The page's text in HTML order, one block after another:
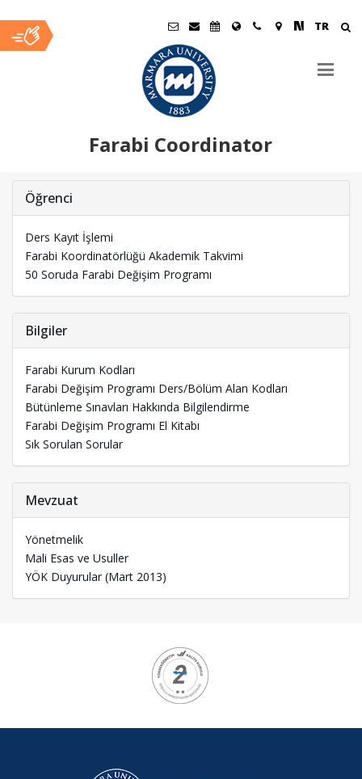
TR
Farabi Coordinator
Ana
İçerik
Öğrenci
Ders Kayıt İşlemi
Farabi Koordinatörlüğü Akademik Takvimi
50 Soruda Farabi Değişim Programı
Bilgiler
Farabi Kurum Kodları
Farabi Değişim Programı Ders/Bölüm Alan Kodları
Bütünleme Sınavları Hakkında Bilgilendirme
Farabi Değişim Programı El Kitabı
Sık Sorulan Sorular
Mevzuat
Yönetmelik
Mali Esas ve Usuller
YÖK Duyurular (Mart 2013)